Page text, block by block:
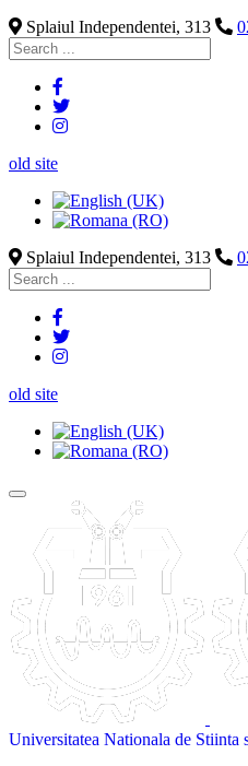
Splaiul Independentei, 313
old site
Splaiul Independentei, 313
old site
Universitatea Nationala de Stiinta